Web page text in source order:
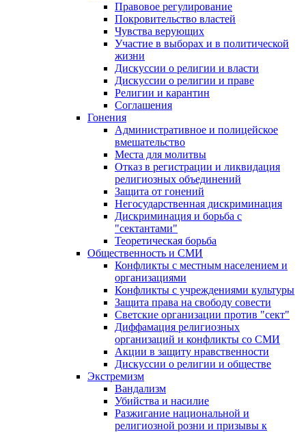
Правовое регулирование
Покровительство властей
Чувства верующих
Участие в выборах и в политической
жизни
Дискуссии о религии и власти
Дискуссии о религии и праве
Религии и карантин
Соглашения
Гонения
Административное и полицейское
вмешательство
Места для молитвы
Отказ в регистрации и ликвидация
религиозных объединений
Защита от гонений
Негосударственная дискриминация
Дискриминация и борьба с
"сектантами"
Теоретическая борьба
Общественность и СМИ
Конфликты с местным населением и
организациями
Конфликты с учреждениями культуры
Защита права на свободу совести
Светские организации против "сект"
Диффамация религиозных
организаций и конфликты со СМИ
Акции в защиту нравственности
Дискуссии о религии и обществе
Экстремизм
Вандализм
Убийства и насилие
Разжигание национальной и
религиозной розни и призывы к